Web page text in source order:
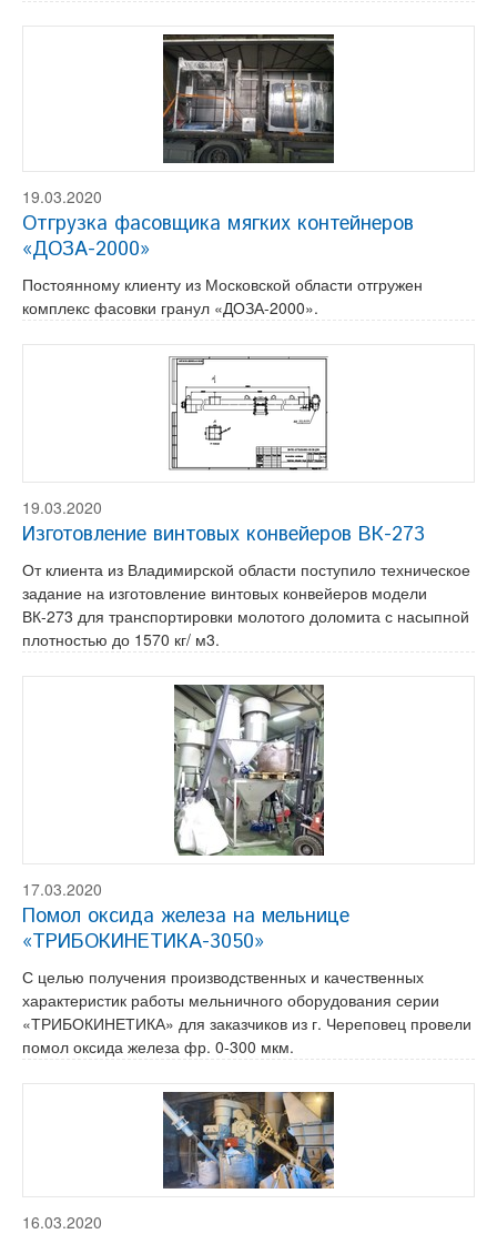
19.03.2020
Отгрузка фасовщика мягких контейнеров
«ДОЗА-2000»
Постоянному клиенту из Московской области отгружен
комплекс фасовки гранул «ДОЗА-2000».
19.03.2020
Изготовление винтовых конвейеров ВК-273
От клиента из Владимирской области поступило техническое
задание на изготовление винтовых конвейеров модели
ВК-273 для транспортировки молотого доломита с насыпной
плотностью до 1570 кг/ м3.
17.03.2020
Помол оксида железа на мельнице
«ТРИБОКИНЕТИКА-3050»
С целью получения производственных и качественных
характеристик работы мельничного оборудования серии
«ТРИБОКИНЕТИКА» для заказчиков из г. Череповец провели
помол оксида железа фр. 0-300 мкм.
16.03.2020